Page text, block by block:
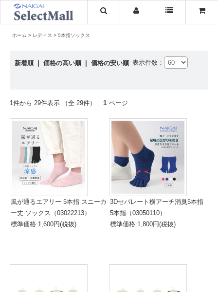
ホーム レディス 5本指ソックス
新着順 価格の高い順 価格の安い順 表示件数：
1件から 29件表示 （全 29件） 1 ページ
風が通るエアリー 5本指 スニーカ
ー丈 ソックス（03022213）
標準価格:1,600円(税抜)
3Dセパレート横アーチ消臭5本指
5本指（03050110）
標準価格:1,800円(税抜)